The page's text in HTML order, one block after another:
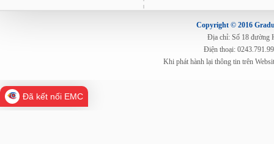
Copyright © 2016
Địa chỉ: Số 18 đường
Điện thoại:
Khi phát hành lại thông tin trên
Đã kết nối EMC